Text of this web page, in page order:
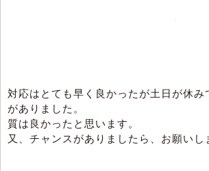
対応はとても早く良かったが土日が休み
がありました。
質は良かったと思います。
又、チャンスがありましたら、お願いし